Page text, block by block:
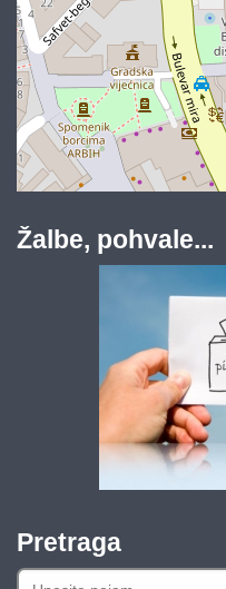
Žalbe, pohvale...
Pretraga